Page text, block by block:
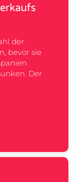
der
bevor sie
Der